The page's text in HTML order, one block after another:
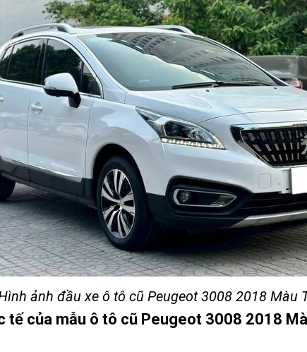
ảnh đầu xe ô tô cũ Peugeot 3008 2018 Màu
tế của mẫu ô tô cũ Peugeot 3008 2018